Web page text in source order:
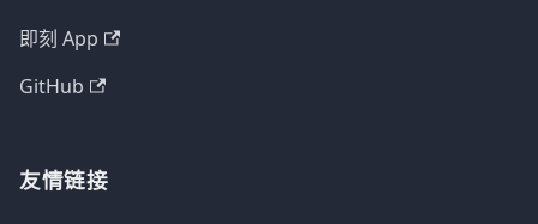
即刻 App
GitHub
友情链接